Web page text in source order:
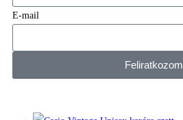
E-mail
Feliratkozom